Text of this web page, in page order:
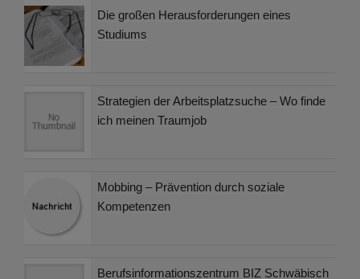
Die großen Herausforderungen eines
Studiums
Strategien der Arbeitsplatzsuche – Wo finde
ich meinen Traumjob
Mobbing – Prävention durch soziale
Kompetenzen
Berufsinformationszentrum BIZ Schwäbisch